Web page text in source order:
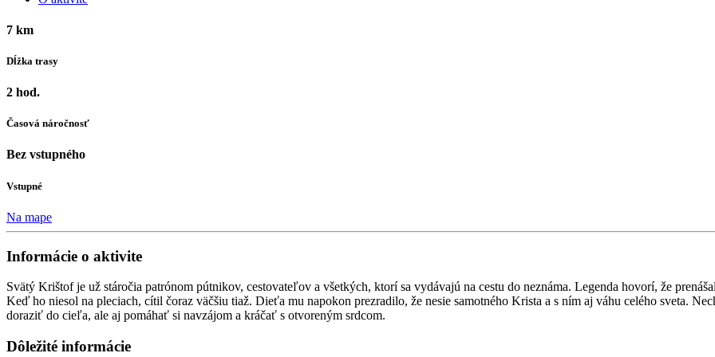
7 km
Dĺžka trasy
2 hod.
Časová náročnosť
Bez vstupného
Vstupné
Na mape
Informácie o aktivite
Svätý Krištof je už stáročia patrónom pútnikov, cestovateľov a všetkých, ktorí sa vydávajú na cestu do neznáma. Legenda hovorí, že
Keď ho niesol na pleciach, cítil čoraz väčšiu tiaž. Dieťa mu napokon prezradilo, že nesie samotného Krista a s ním aj váhu celého sveta.
doraziť do cieľa, ale aj pomáhať si navzájom a kráčať s otvoreným srdcom.
Dôležité informácie